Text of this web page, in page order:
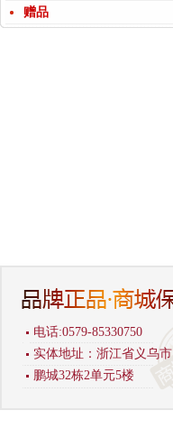
赠品
电话:0579-85330750
实体地址：浙江省义乌市
鹏城32栋2单元5楼